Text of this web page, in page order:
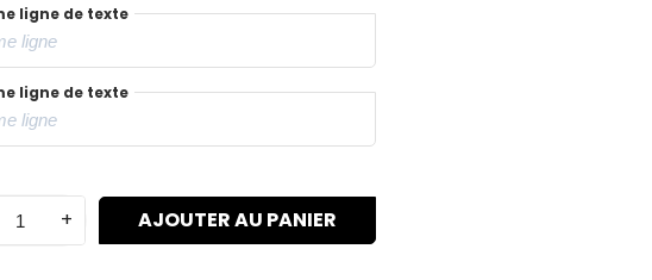
ligne de texte
ligne de texte
+ AJOUTER AU PANIER